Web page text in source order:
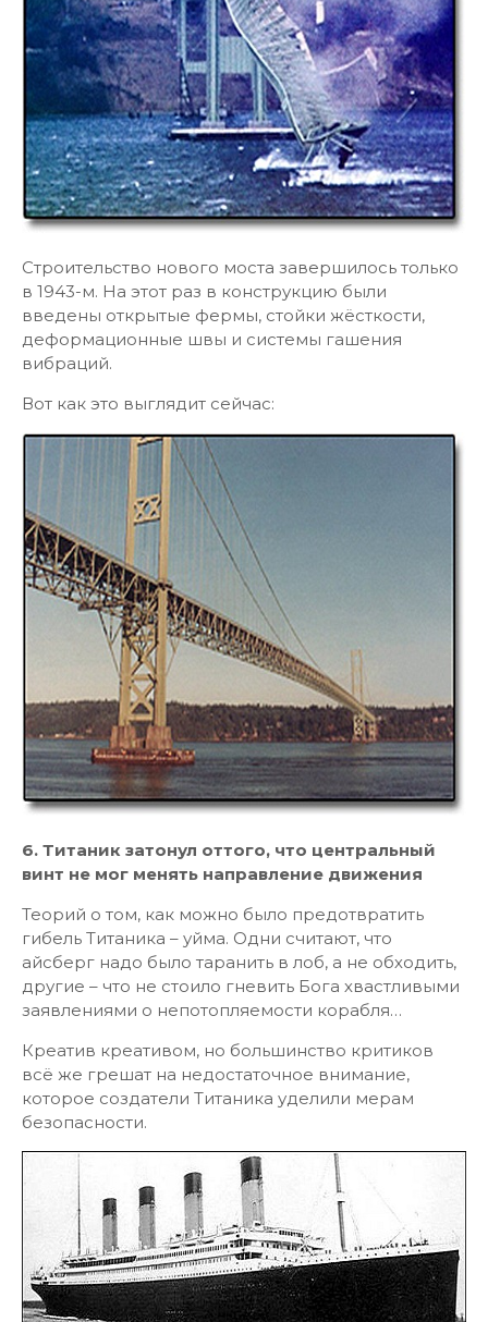
Строительство нового моста завершилось только
в 1943-м. На этот раз в конструкцию были
введены открытые фермы, стойки жёсткости,
деформационные швы и системы гашения
вибраций.
Вот как это выглядит сейчас:
6. Титаник затонул оттого, что центральный
винт не мог менять направление движения
Теорий о том, как можно было предотвратить
гибель Титаника – уйма. Одни считают, что
айсберг надо было таранить в лоб, а не обходить,
другие – что не стоило гневить Бога хвастливыми
заявлениями о непотопляемости корабля…
Креатив креативом, но большинство критиков
всё же грешат на недостаточное внимание,
которое создатели Титаника уделили мерам
безопасности.